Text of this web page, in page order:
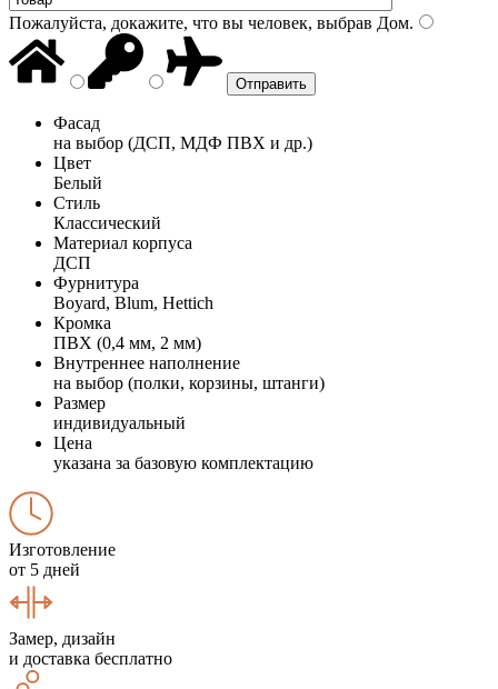
Пожалуйста, докажите, что вы человек, выбрав Дом.
Фасад
на выбор (ДСП, МДФ ПВХ и др.)
Цвет
Белый
Стиль
Классический
Материал корпуса
ДСП
Фурнитура
Boyard, Blum, Hettich
Кромка
ПВХ (0,4 мм, 2 мм)
Внутреннее наполнение
на выбор (полки, корзины, штанги)
Размер
индивидуальный
Цена
указана за базовую комплектацию
Изготовление
от 5 дней
Замер, дизайн
и доставка бесплатно